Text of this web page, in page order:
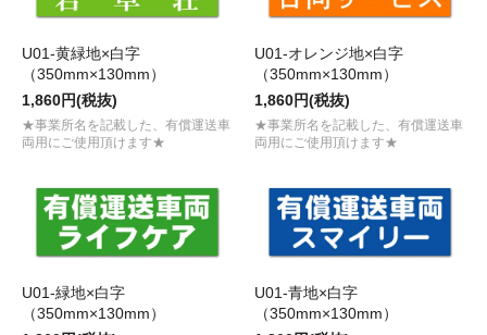
U01-黄緑地×白字
（350mm×130mm）
1,860円(税抜)
★事業所名を記載した、有償運送車
両用にご使用頂けます★
U01-オレンジ地×白字
（350mm×130mm）
1,860円(税抜)
★事業所名を記載した、有償運送車
両用にご使用頂けます★
U01-緑地×白字
（350mm×130mm）
U01-青地×白字
（350mm×130mm）